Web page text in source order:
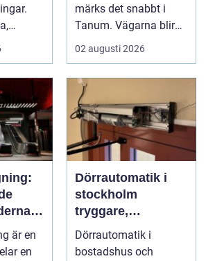
märks det snabbt i
Tanum. Vägarna blir
smalare, parkeringar ...
02 augusti 2026
är en
en
Dörrautomatik i
stockholm
tryggare,
smidigare och mer
tillgängliga entréer
Dörrautomatik i
bostadshus och